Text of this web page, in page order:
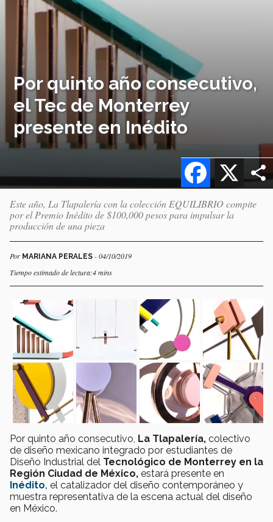
Por quinto año consecutivo,
el Tec de Monterrey
presente en Inédito
X
Facebook
Este año, La Tlapalería con la colección EQUILIBRIO compite
por el Premio Inédito de $100,000 pesos para impulsar la
producción de una pieza
Por MARIANA PERALES - 04/10/2019
Tiempo estimado de lectura:4 mins
Por quinto año consecutivo, La Tlapalería, colectivo
de diseño mexicano integrado por estudiantes de
Diseño Industrial del Tecnológico de Monterrey en la
Región Ciudad de México, estará presente en
Inédito, el catalizador del diseño contemporáneo y
muestra representativa de la escena actual del diseño
en México.